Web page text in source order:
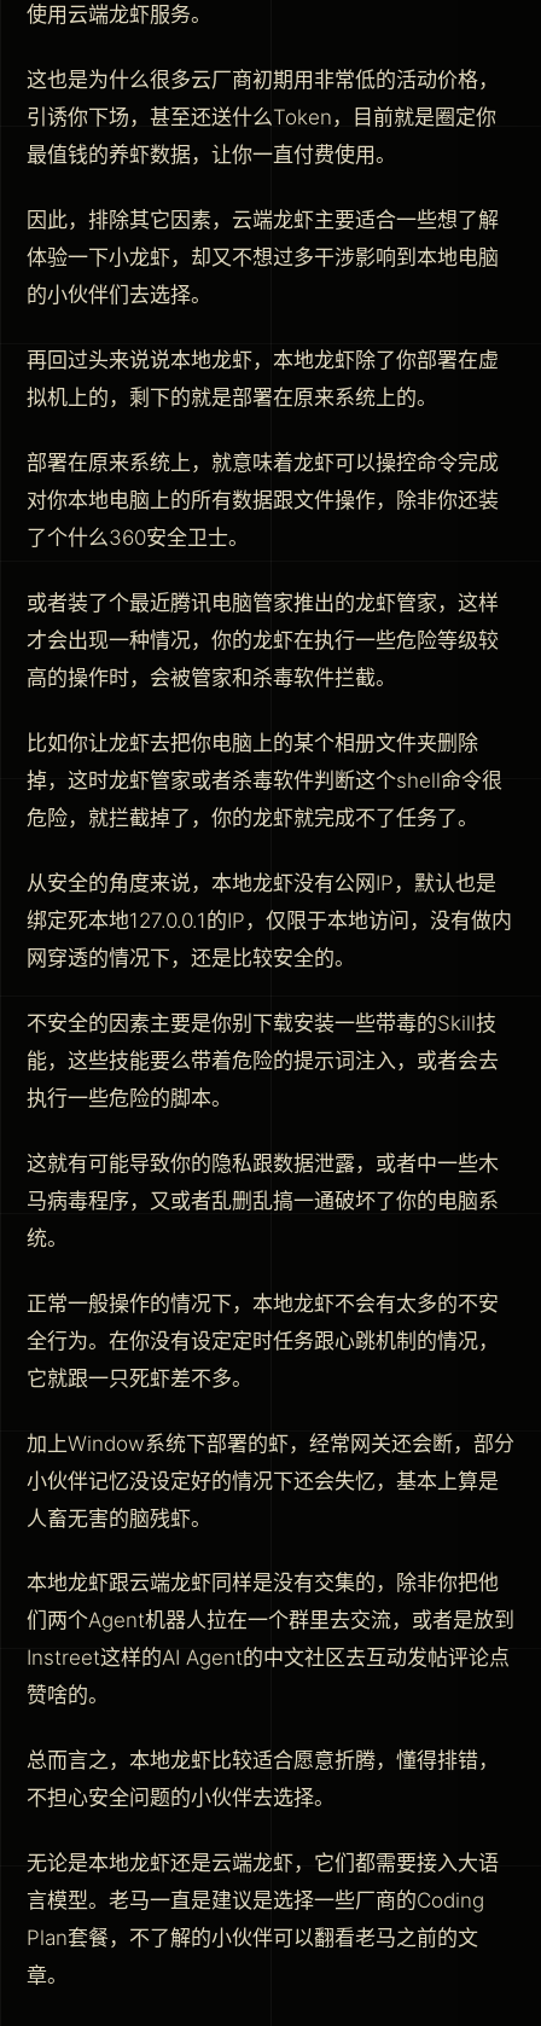
使用云端龙虾服务。
这也是为什么很多云厂商初期用非常低的活动价格，
引诱你下场，甚至还送什么Token，目前就是圈定你
最值钱的养虾数据，让你一直付费使用。
因此，排除其它因素，云端龙虾主要适合一些想了解
体验一下小龙虾，却又不想过多干涉影响到本地电脑
的小伙伴们去选择。
再回过头来说说本地龙虾，本地龙虾除了你部署在虚
拟机上的，剩下的就是部署在原来系统上的。
部署在原来系统上，就意味着龙虾可以操控命令完成
对你本地电脑上的所有数据跟文件操作，除非你还装
了个什么360安全卫士。
或者装了个最近腾讯电脑管家推出的龙虾管家，这样
才会出现一种情况，你的龙虾在执行一些危险等级较
高的操作时，会被管家和杀毒软件拦截。
比如你让龙虾去把你电脑上的某个相册文件夹删除
掉，这时龙虾管家或者杀毒软件判断这个shell命令很
危险，就拦截掉了，你的龙虾就完成不了任务了。
从安全的角度来说，本地龙虾没有公网IP，默认也是
绑定死本地127.0.0.1的IP，仅限于本地访问，没有做内
网穿透的情况下，还是比较安全的。
不安全的因素主要是你别下载安装一些带毒的Skill技
能，这些技能要么带着危险的提示词注入，或者会去
执行一些危险的脚本。
这就有可能导致你的隐私跟数据泄露，或者中一些木
马病毒程序，又或者乱删乱搞一通破坏了你的电脑系
统。
正常一般操作的情况下，本地龙虾不会有太多的不安
全行为。在你没有设定定时任务跟心跳机制的情况，
它就跟一只死虾差不多。
加上Window系统下部署的虾，经常网关还会断，部分
小伙伴记忆没设定好的情况下还会失忆，基本上算是
人畜无害的脑残虾。
本地龙虾跟云端龙虾同样是没有交集的，除非你把他
们两个Agent机器人拉在一个群里去交流，或者是放到
Instreet这样的AI Agent的中文社区去互动发帖评论点
赞啥的。
总而言之，本地龙虾比较适合愿意折腾，懂得排错，
不担心安全问题的小伙伴去选择。
无论是本地龙虾还是云端龙虾，它们都需要接入大语
言模型。老马一直是建议是选择一些厂商的Coding
Plan套餐，不了解的小伙伴可以翻看老马之前的文
章。